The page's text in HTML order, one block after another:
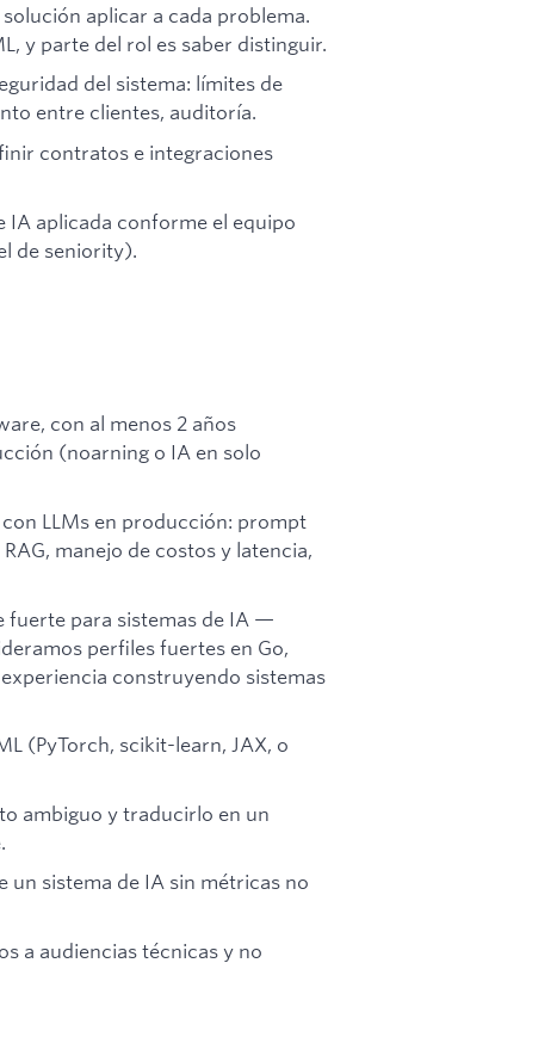
aplicar a cada problema.
y parte del rol es saber distinguir.
del sistema: límites de
entre clientes, auditoría.
contratos e integraciones
aplicada conforme el equipo
de seniority).
con al menos 2 años
(noarning o IA en solo
LLMs en producción: prompt
manejo de costos y latencia,
fuerte para sistemas de IA —
perfiles fuertes en Go,
construyendo sistemas
(PyTorch, scikit-learn, JAX, o
ambiguo y traducirlo en un
un sistema de IA sin métricas no
a audiencias técnicas y no